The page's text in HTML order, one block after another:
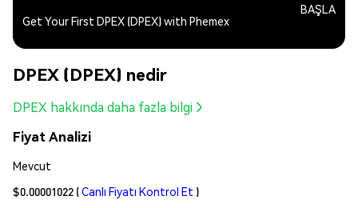
Get Your First DPEX (DPEX) with Phemex
BAŞLA
DPEX (DPEX) nedir
DPEX hakkında daha fazla bilgi
Fiyat Analizi
Mevcut
$0.00001022 (Canlı Fiyatı Kontrol Et )